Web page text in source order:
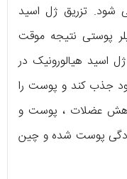
تزریق ژل اسید
پوستی نتیجه موقت
اسید هیالورونیک در
جذب کند و پوست را
عضلات ، پوست و
پوست شده و چین